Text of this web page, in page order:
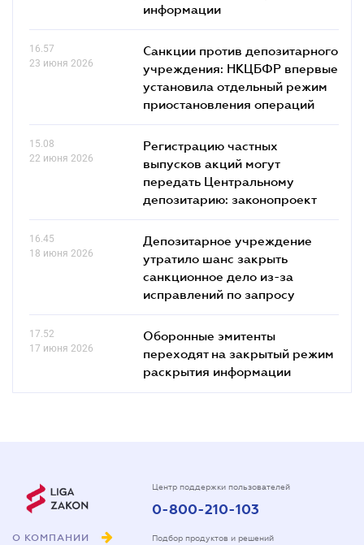
информации
16.57
23 июня 2026
Санкции против депозитарного
учреждения: НКЦБФР впервые
установила отдельный режим
приостановления операций
15.08
22 июня 2026
Регистрацию частных
выпусков акций могут
передать Центральному
депозитарию: законопроект
16.45
18 июня 2026
Депозитарное учреждение
утратило шанс закрыть
санкционное дело из-за
исправлений по запросу
17.52
17 июня 2026
Оборонные эмитенты
переходят на закрытый режим
раскрытия информации
О КОМПАНИИ
Центр поддержки пользователей
0-800-210-103
Подбор продуктов и решений